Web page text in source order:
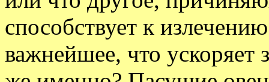
способствует к
важнейшее, что ускоряет